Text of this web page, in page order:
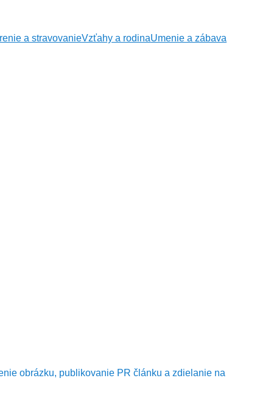
a stravovanieVzťahy a rodinaUmenie a zábava
obrázku, publikovanie PR článku a zdielanie na